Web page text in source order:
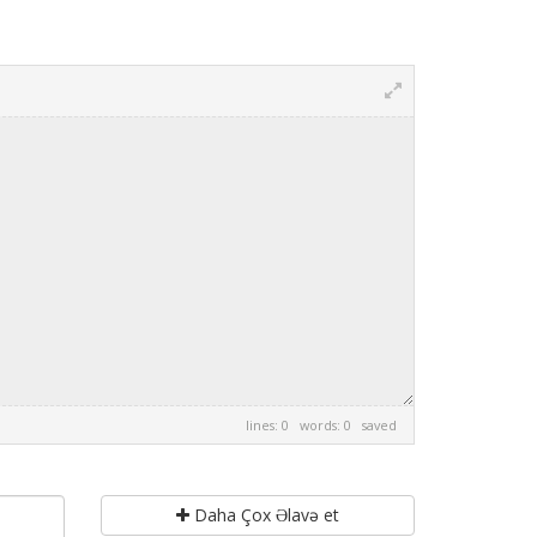
lines: 0 words: 0 saved
Daha Çox Əlavə et